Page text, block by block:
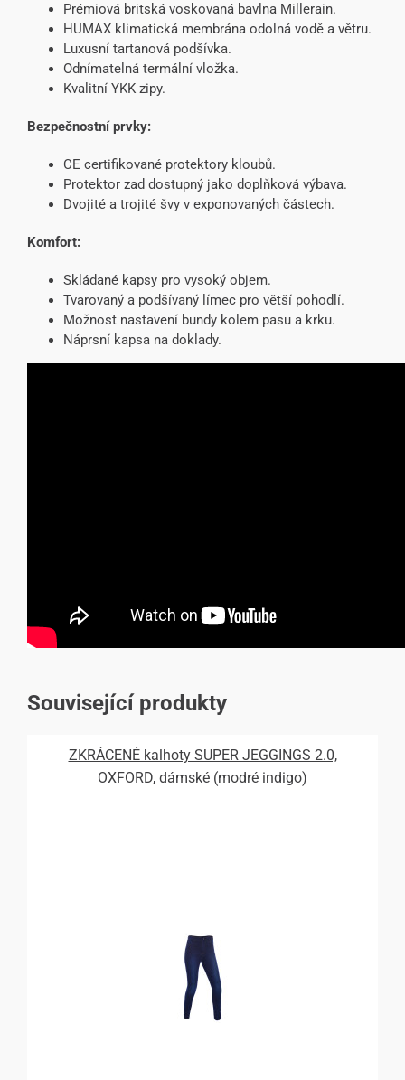
Prémiová britská voskovaná bavlna Millerain.
HUMAX klimatická membrána odolná vodě a větru.
Luxusní tartanová podšívka.
Odnímatelná termální vložka.
Kvalitní YKK zipy.
Bezpečnostní prvky:
CE certifikované protektory kloubů.
Protektor zad dostupný jako doplňková výbava.
Dvojité a trojité švy v exponovaných částech.
Komfort:
Skládané kapsy pro vysoký objem.
Tvarovaný a podšívaný límec pro větší pohodlí.
Možnost nastavení bundy kolem pasu a krku.
Náprsní kapsa na doklady.
Související produkty
ZKRÁCENÉ kalhoty SUPER JEGGINGS 2.0,
OXFORD, dámské (modré indigo)